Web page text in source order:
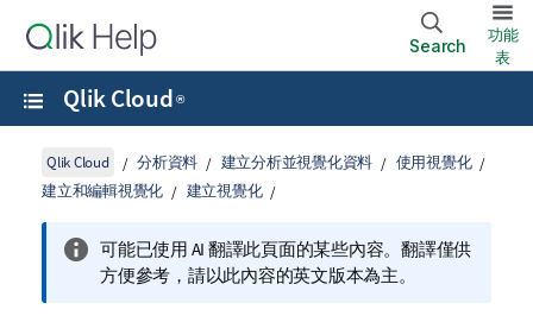
Search
功能
表
Qlik Cloud ®
Qlik Cloud 分析資料 建立分析並視覺化資料
使用視覺化
建立和編輯視覺化
建立視覺化
可能已使用 AI 翻譯此頁面的某些內容。翻譯僅供
方便參考，請以此內容的英文版本為主。